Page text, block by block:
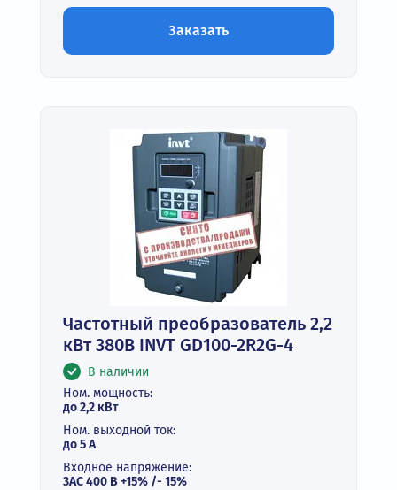
Заказать
Частотный преобразователь 2,2
кВт 380В INVT GD100-2R2G-4
В наличии
Ном. мощность:
до 2,2 кВт
Ном. выходной ток:
до 5 А
Входное напряжение:
3АС 400 В +15% /- 15%